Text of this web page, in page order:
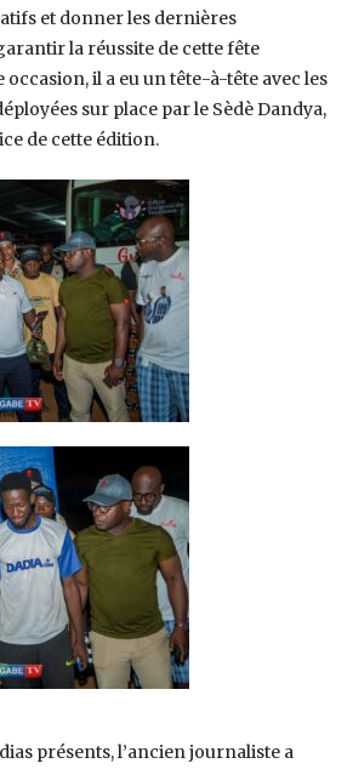
et donner les dernières
la réussite de cette fête
il a eu un tête-à-tête avec les
sur place par le Sèdè Dandya,
de cette édition.
présents, l’ancien journaliste a